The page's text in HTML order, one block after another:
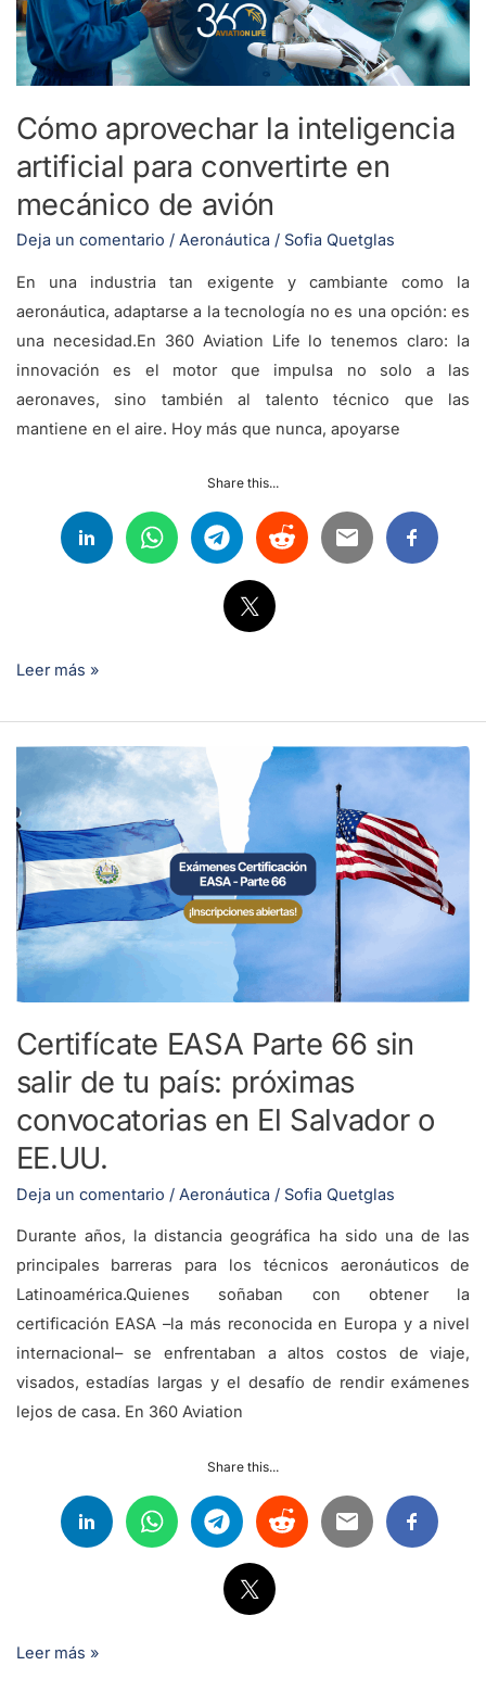
Cómo aprovechar la inteligencia
artificial para convertirte en
mecánico de avión
Deja un comentario / Aeronáutica / Sofia Quetglas
En una industria tan exigente y cambiante como la
aeronáutica, adaptarse a la tecnología no es una opción: es
una necesidad.En 360 Aviation Life lo tenemos claro: la
innovación es el motor que impulsa no solo a las
aeronaves, sino también al talento técnico que las
mantiene en el aire. Hoy más que nunca, apoyarse
Share this...
para
convertirte
en
de
avión
Leer más »
Certifícate EASA Parte 66 sin
salir de tu país: próximas
convocatorias en El Salvador o
EE.UU.
Deja un comentario / Aeronáutica / Sofia Quetglas
Durante años, la distancia geográfica ha sido una de las
principales barreras para los técnicos aeronáuticos de
Latinoamérica.Quienes soñaban con obtener la
certificación EASA –la más reconocida en Europa y a nivel
internacional– se enfrentaban a altos costos de viaje,
visados, estadías largas y el desafío de rendir exámenes
lejos de casa. En 360 Aviation
Share this...
Certifícate
EASA
Parte
66
sin
salir
de
tu
país:
convocatorias
en
El
o
EE.UU.
Leer más »